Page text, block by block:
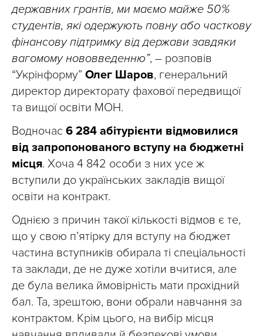
державних грантів, ми маємо майже 50 %
студентів, які одержують повну або часткову
фінансову підтримку від держави завдяки
вагомому нововведенню”, – розповів
“Укрінформу” Олег Шаров, генеральний
директор директорату фахової передвищої
та вищої освіти МОН.
Водночас 6 284 абітурієнти відмовилися
від запропонованого вступу на бюджетні
місця. Хоча 4 842 особи з них усе ж
вступили до українських закладів вищої
освіти на контракт.
Однією з причин такої кількості відмов є те,
що у свою п’ятірку для вступу на бюджет
частина вступників обирала ті спеціальності
та заклади, де не дуже хотіли вчитися, але
де була велика ймовірність мати прохідний
бал. Та, зрештою, вони обрали навчання за
контрактом. Крім цього, на вибір місця